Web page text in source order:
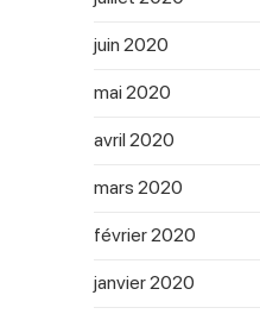
juin 2020
mai 2020
avril 2020
mars 2020
février 2020
janvier 2020